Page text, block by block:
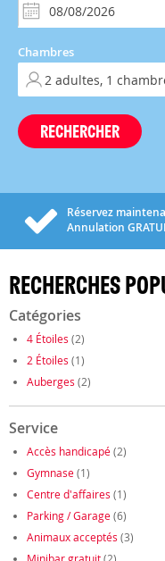
Chambres
RECHERCHER
Réservez
Annulation
RECHERCHES
Catégories
4 Étoiles (2)
2 Étoiles (1)
Auberges (2)
Service
Accès handicapé(2)
Gymnase(1)
Centre d'affaires (1)
Parking / Garage(6)
Animaux acceptés (3)